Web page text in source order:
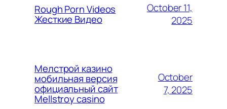
Rough Porn Videos
Жесткие Видео
October 11,
2025
Мелстрой казино
мобильная версия
официальный сайт
Mellstroy casino
October
7, 2025